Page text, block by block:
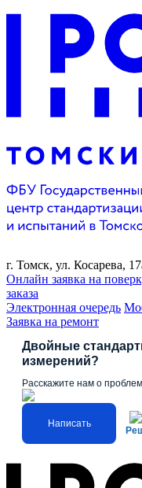
г. Томск, ул. Косарева,
Онлайн заявка на
заказа
Электронная очередь
Заявка на ремонт
Двойные
измерений?
Расскажите нам о
Написать